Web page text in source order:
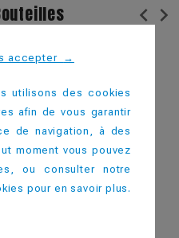
chevron_left chevron_right
IML - MATE
accepter →
utilisons des cookies
afin de vous garantir
de navigation, à des
moment vous pouvez
ou consulter notre
pour en savoir plus.